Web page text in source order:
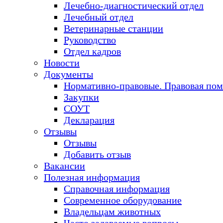
Лечебно-диагностический отдел
Лечебный отдел
Ветеринарные станции
Руководство
Отдел кадров
Новости
Документы
Нормативно-правовые. Правовая
Закупки
СОУТ
Декларация
Отзывы
Отзывы
Добавить отзыв
Вакансии
Полезная информация
Справочная информация
Современное оборудование
Владельцам животных